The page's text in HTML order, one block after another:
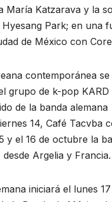
María Katzarava y la
Park; en una
de México con
contemporánea
grupo de k-pop KARD
de la banda alemana
14, Café Tacvba
y el 16 de octubre la
desde Argelia y Francia.
iniciará el lunes